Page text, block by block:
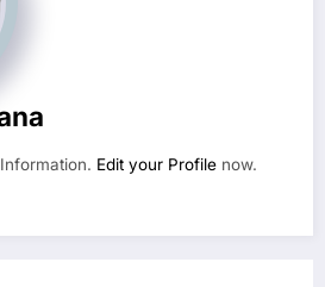
Edit your Profile now.